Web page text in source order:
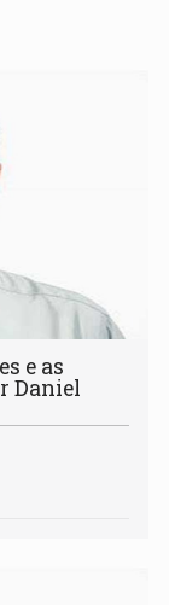
e as
Daniel